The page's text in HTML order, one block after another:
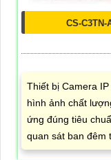
CS-C3TN-
Thiết bị Camera
hình ảnh chất
ứng đúng tiêu
quan sát ban đêm